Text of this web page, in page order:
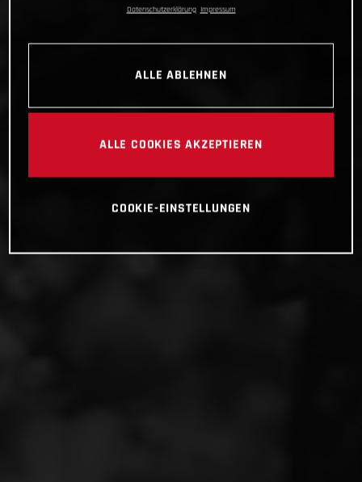
Datenschutzerklärung Impressum
ALLE ABLEHNEN
ALLE COOKIES AKZEPTIEREN
COOKIE-EINSTELLUNGEN